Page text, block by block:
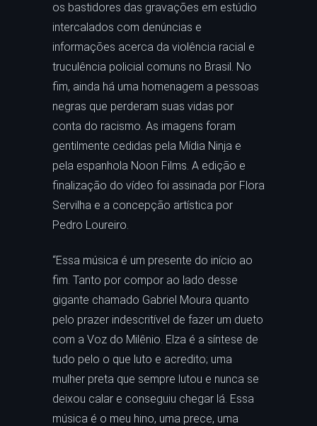
os bastidores das gravações em estúdio
intercalados com denúncias e
informações acerca da violência racial e
truculência policial comuns no Brasil. No
fim, ainda há uma homenagem a pessoas
negras que perderam suas vidas por
conta do racismo. As imagens foram
gentilmente cedidas pela Mídia Ninja e
pela espanhola Noon Films. A edição e
finalização do vídeo foi assinada por Flora
Servilha e a concepção artística por
Pedro Loureiro.
“Essa música é um presente do início ao
fim. Tanto por compor ao lado desse
gigante chamado Gabriel Moura quanto
pelo prazer indescritível de fazer um dueto
com a Voz do Milênio. Elza é a síntese de
tudo pelo o que luto e acredito; uma
mulher preta que sempre lutou e nunca se
deixou calar e conseguiu chegar lá. Essa
música é o meu hino, uma prece, uma